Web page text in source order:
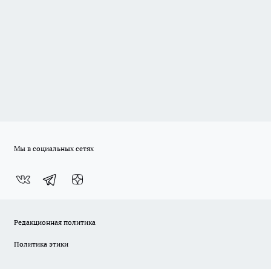
Мы в социальных сетях
Редакционная политика
Политика этики